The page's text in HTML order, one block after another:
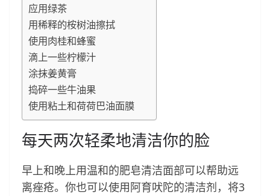
应用绿茶
用稀释的桉树油擦拭
使用肉桂和蜂蜜
滴上一些柠檬汁
涂抹姜黄膏
捣碎一些牛油果
使用粘土和荷荷巴油面膜
每天两次轻柔地清洁你的脸
早上和晚上用温和的肥皂清洁面部可以帮助远
离痤疮。你也可以使用阿育吠陀的清洁剂，将3